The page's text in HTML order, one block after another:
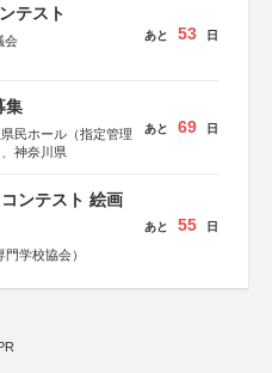
テスト
会
あと 53 日
集
民ホール（指定管理
神奈川県
あと 69 日
ンテスト 絵画
学校協会）
あと 55 日